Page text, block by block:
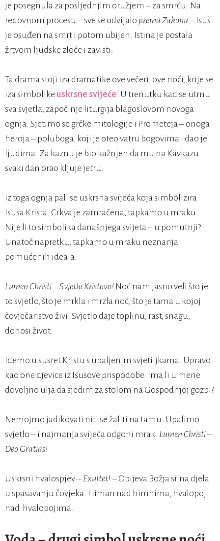
je posegnula za posljednjim oružjem – za smrću. Na
redovnom procesu – sve se odvijalo prema Zakonu– Isus
je osuđen na smrt i potom ubijen. Istina je postala
žrtvom ljudske zloće i zavisti.
Ta drama stoji iza dramatike ove večeri, ove noći, krije se
iza simbolike uskrsne svijeće. U trenutku kad se utrnu
sva svjetla, započinje liturgija blagoslovom novoga
ognja. Sjetimo se grčke mitologije i Prometeja – onoga
heroja – poluboga, koji je oteo vatru bogovima i dao je
ljudima. Za kaznu je bio kažnjen da mu na Kavkazu
svaki dan orao kljuje jetru.
Iz toga ognja pali se uskrsna svijeća koja simbolizira
Isusa Krista. Crkva je zamračena, tapkamo u mraku.
Nije li to simbolika današnjega svijeta – u pomutnji?
Unatoč napretku, tapkamo u mraku neznanja i
pomućenih ideala.
Lumen Christi – Svjetlo Kristovo! Noć nam jasno veli što je
to svjetlo, što je mrkla i mrzla noć, što je tama u kojoj
čovječanstvo živi. Svjetlo daje toplinu, rast, snagu,
donosi život.
Idemo u susret Kristu s upaljenim svjetiljkama. Upravo
kao one djevice iz Isusove prispodobe. Ima li u mene
dovoljno ulja da sjedim za stolom na Gospodnjoj gozbi?
Nemojmo jadikovati niti se žaliti na tamu. Upalimo
svjetlo – i najmanja svijeća odgoni mrak. Lumen Christi –
Deo Gratias!
Uskrsni hvalospjev – Exultet! – Opijeva Božja silna djela
u spasavanju čovjeka. Himan nad himnima, hvalopoj
nad hvalopojima.